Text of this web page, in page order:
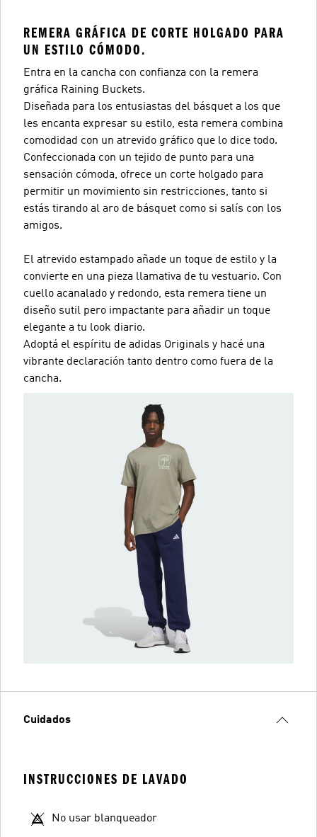
REMERA GRÁFICA DE CORTE HOLGADO PARA
UN ESTILO CÓMODO.
Entra en la cancha con confianza con la remera
gráfica Raining Buckets.
Diseñada para los entusiastas del básquet a los que
les encanta expresar su estilo, esta remera combina
comodidad con un atrevido gráfico que lo dice todo.
Confeccionada con un tejido de punto para una
sensación cómoda, ofrece un corte holgado para
permitir un movimiento sin restricciones, tanto si
estás tirando al aro de básquet como si salís con los
amigos.
El atrevido estampado añade un toque de estilo y la
convierte en una pieza llamativa de tu vestuario. Con
cuello acanalado y redondo, esta remera tiene un
diseño sutil pero impactante para añadir un toque
elegante a tu look diario.
Adoptá el espíritu de adidas Originals y hacé una
vibrante declaración tanto dentro como fuera de la
cancha.
Cuidados
INSTRUCCIONES DE LAVADO
No usar blanqueador